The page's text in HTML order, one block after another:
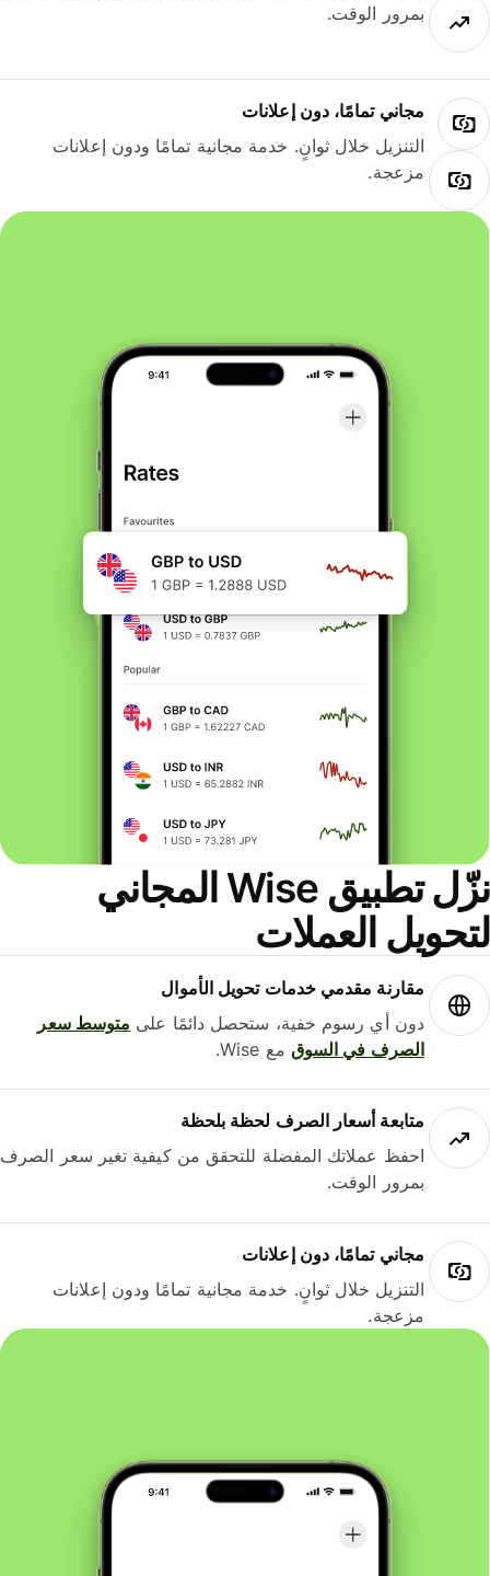
بمرور الوقت.
مجاني تمامًا، دون إعلانات
التنزيل خلال ثوانٍ. خدمة مجانية تمامًا ودون إعلانات
مزعجة.
نزّل تطبيق Wise المجاني
العملات
مقارنة مقدمي خدمات تحويل الأموال
دون أي رسوم خفية، ستحصل دائمًا علىمتوسط ​​سعر
الصرف في السوقمع Wise.
متابعة أسعار الصرف لحظة بلحظة
احفظ عملاتك المفضلة للتحقق من كيفية تغير سعر الصرف
بمرور الوقت.
مجاني تمامًا، دون إعلانات
التنزيل خلال ثوانٍ. خدمة مجانية تمامًا ودون إعلانات
مزعجة.